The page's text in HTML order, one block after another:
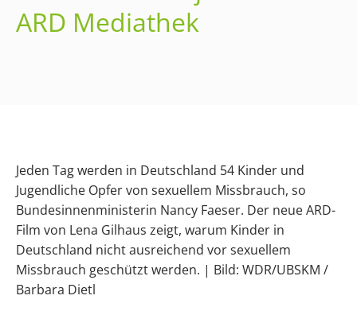
ARD Mediathek
Jeden Tag werden in Deutschland 54 Kinder und
Jugendliche Opfer von sexuellem Missbrauch, so
Bundesinnenministerin Nancy Faeser. Der neue ARD-
Film von Lena Gilhaus zeigt, warum Kinder in
Deutschland nicht ausreichend vor sexuellem
Missbrauch geschützt werden. | Bild: WDR/UBSKM /
Barbara Dietl